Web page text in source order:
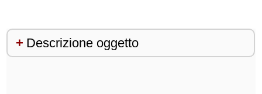
Descrizione oggetto